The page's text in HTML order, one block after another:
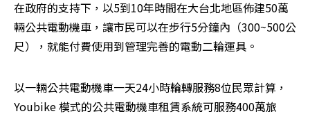
在政府的支持下，以5到10年時間在大台北地區佈建50萬
輛公共電動機車，讓市民可以在步行5分鐘內（300~500公
尺），就能付費使用到管理完善的電動二輪運具。
以一輛公共電動機車一天24小時輪轉服務8位民眾計算，
Youbike 模式的公共電動機車租賃系統可服務400萬旅